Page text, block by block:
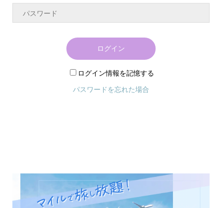
ログイン
ログイン情報を記憶する
パスワードを忘れた場合